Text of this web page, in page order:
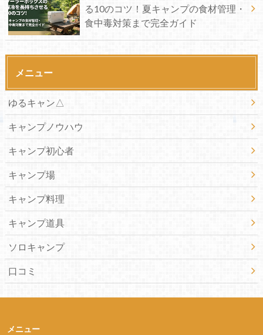
る10のコツ！夏キャンプの食材管理・
食中毒対策まで完全ガイド
メニュー
ゆるキャン△
キャンプノウハウ
キャンプ初心者
キャンプ場
キャンプ料理
キャンプ道具
ソロキャンプ
口コミ
メニュー